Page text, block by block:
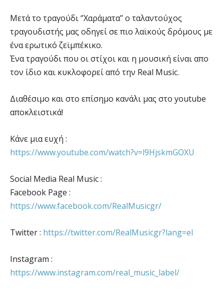
Μετά το τραγούδι ‘’Χαράματα’’ ο ταλαντούχος
τραγουδιστής μας οδηγεί σε πιο λαϊκούς δρόμους με
ένα ερωτικό ζεϊμπέκικο.
Ένα τραγούδι που οι στίχοι και η μουσική είναι απο
τον ίδιο και κυκλοφορεί από την Real Music.
Διαθέσιμο και στο επίσημο κανάλι μας στο youtube
αποκλειστικά!
Κάνε μια ευχή :
https://www.youtube.com/watch?v=l9HjskmGOXU
Social Media Real Music :
Facebook Page :
https://www.facebook.com/RealMusicgr/
Twitter : https://twitter.com/RealMusicgr?lang=el
Instagram :
https://www.instagram.com/real_music_label/